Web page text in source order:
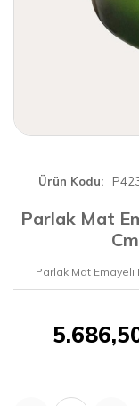
Ürün Kodu
Parlak Mat
Parlak Mat Emayeli